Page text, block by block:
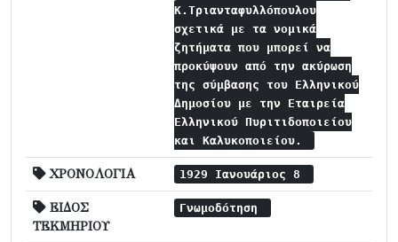
Κ.Τριανταφυλλόπουλου
σχετικά με τα νομικά
ζητήματα που μπορεί να
προκύψουν από την ακύρωση
της σύμβασης του Ελληνικού
Δημοσίου με την Εταιρεία
Ελληνικού Πυριτιδοποιείου
και Καλυκοποιείου.
ΧΡΟΝΟΛΟΓΙΑ 1929 Ιανουάριος 8
ΕΙΔΟΣ
ΤΕΚΜΗΡΙΟΥ
Γνωμοδότηση